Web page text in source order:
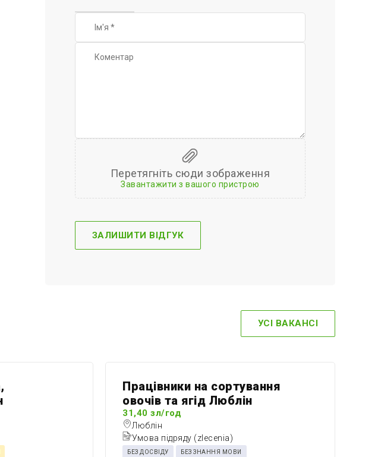
Перетягніть сюди зображення
Завантажити з вашого пристрою
УСІ ВАКАНСІ
Працівники на сортування
овочів та ягід Люблін
31,40 зл/год
Люблін
Умова підряду (zlecenia)
БЕЗ ДОСВІДУ БЕЗ ЗНАННЯ МОВИ